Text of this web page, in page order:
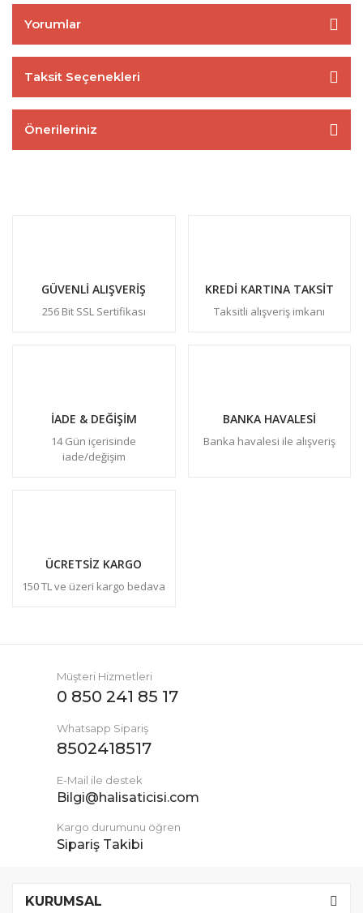
Yorumlar
Taksit Seçenekleri
Önerileriniz
GÜVENLİ ALIŞVERİŞ
256 Bit SSL Sertifikası
KREDİ KARTINA TAKSİT
Taksitli alışveriş imkanı
İADE & DEĞİŞİM
14 Gün içerisinde
iade/değişim
BANKA HAVALESİ
Banka havalesi ile alışveriş
ÜCRETSİZ KARGO
150 TL ve üzeri kargo bedava
Müşteri Hizmetleri
0 850 241 85 17
Whatsapp Sipariş
8502418517
E-Mail ile destek
Bilgi@halisaticisi.com
Kargo durumunu öğren
Sipariş Takibi
KURUMSAL